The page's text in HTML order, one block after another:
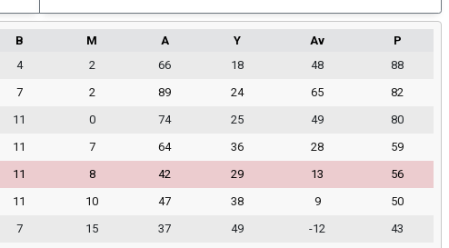
B M A Y Av
P
4 2 66 18 48
88
7 2 89 24 65
82
11 0 74 25 49
80
11 7 64 36 28
59
11 8 42 29 13
56
11 10 47 38 9
50
7 15 37 49 -12
43